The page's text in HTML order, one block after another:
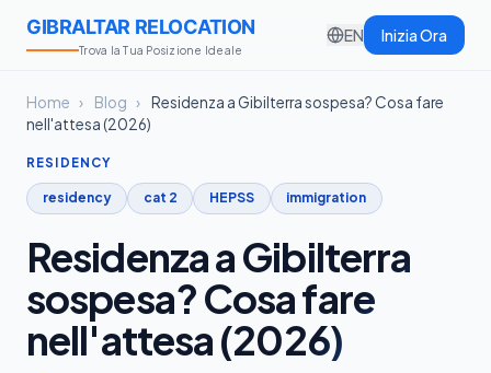
GIBRALTAR RELOCATION
Trova la Tua Posizione Ideale
EN Inizia Ora
Home › Blog › Residenza a Gibilterra sospesa? Cosa fare
nell'attesa (2026)
RESIDENCY
residency cat 2 HEPSS immigration
Residenza a Gibilterra
sospesa? Cosa fare
nell'attesa (2026)